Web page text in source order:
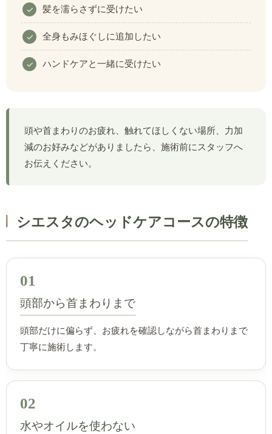
髪を濡らさずに受けたい
全身もみほぐしに追加したい
ハンドケアと一緒に受けたい
頭や首まわりのお疲れ、触れてほしくない場所、力加
減のお好みなどがありましたら、施術前にスタッフへ
お伝えください。
シエスタのヘッドケアコースの特徴
01
頭部から首まわりまで
頭部だけに偏らず、お疲れを確認しながら首まわりまで
丁寧に施術します。
02
水やオイルを使わない